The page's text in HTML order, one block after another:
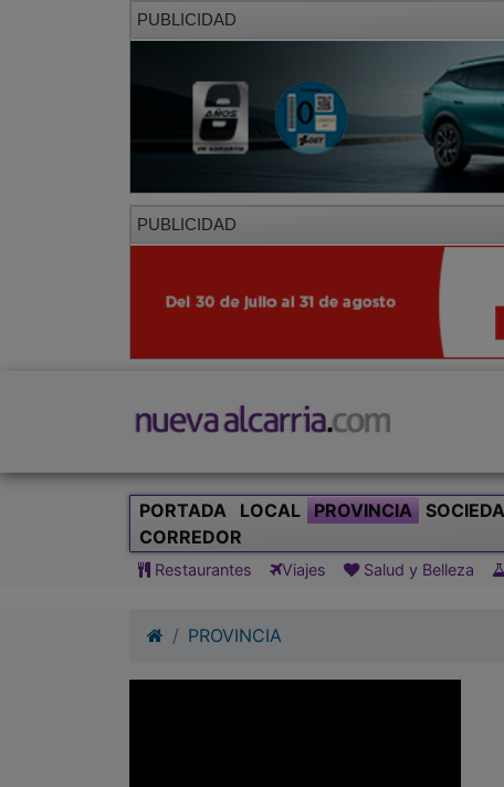
PUBLICIDAD
PUBLICIDAD
PORTADA LOCAL PROVINCIA
CORREDOR
Restaurantes Viajes Salud y Belleza
PROVINCIA